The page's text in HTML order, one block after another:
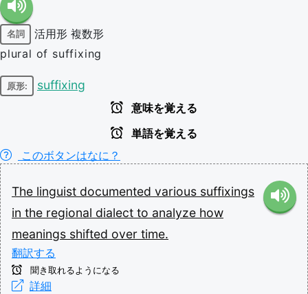
名詞 活用形 複数形
plural of suffixing
原形: suffixing
意味を覚える
単語を覚える
このボタンはなに？
The linguist documented various suffixings
in the regional dialect to analyze how
meanings shifted over time.
翻訳する
聞き取れるようになる
詳細